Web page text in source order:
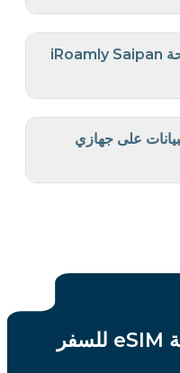
أي خطة يجب أن أختار لشريحة iRoamly Saipan
على جهازي